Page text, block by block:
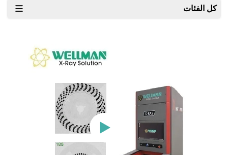
كل الفئات